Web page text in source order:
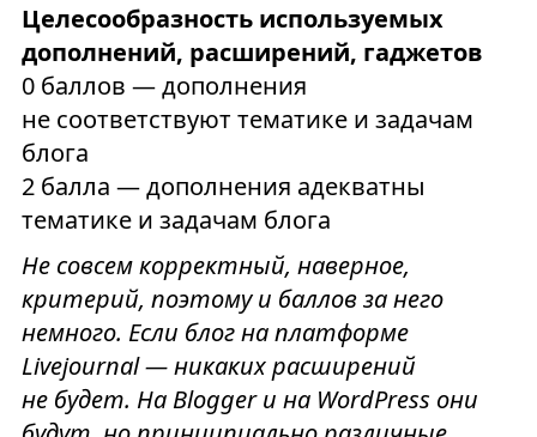
Целесообразность используемых
дополнений, расширений, гаджетов
0 баллов — дополнения
не соответствуют тематике и задачам
блога
2 балла — дополнения адекватны
тематике и задачам блога
Не совсем корректный, наверное,
критерий, поэтому и баллов за него
немного. Если блог на платформе
Livejournal — никаких расширений
не будет. На Blogger и на WordPress они